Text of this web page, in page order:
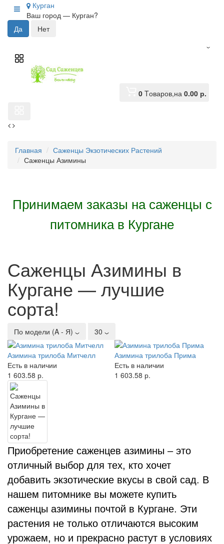
Курган
Ваш город — Курган?
0 Tоваров,на 0.00 р.
Главная
Саженцы Экзотических Растений
Саженцы Азимины
Принимаем заказы на саженцы с
питомника в Кургане
Саженцы Азимины в
Кургане — лучшие
сорта!
По модели (A - Я) 30
Азимина трилоба Митчелл
Есть в наличии
1 603.58 р.
Азимина трилоба Прима
Есть в наличии
1 603.58 р.
Приобретение саженцев азимины – это
отличный выбор для тех, кто хочет
добавить экзотические вкусы в свой сад. В
нашем питомнике вы можете купить
саженцы азимины почтой в Кургане. Эти
растения не только отличаются высоким
урожаем, но и прекрасно растут в условиях